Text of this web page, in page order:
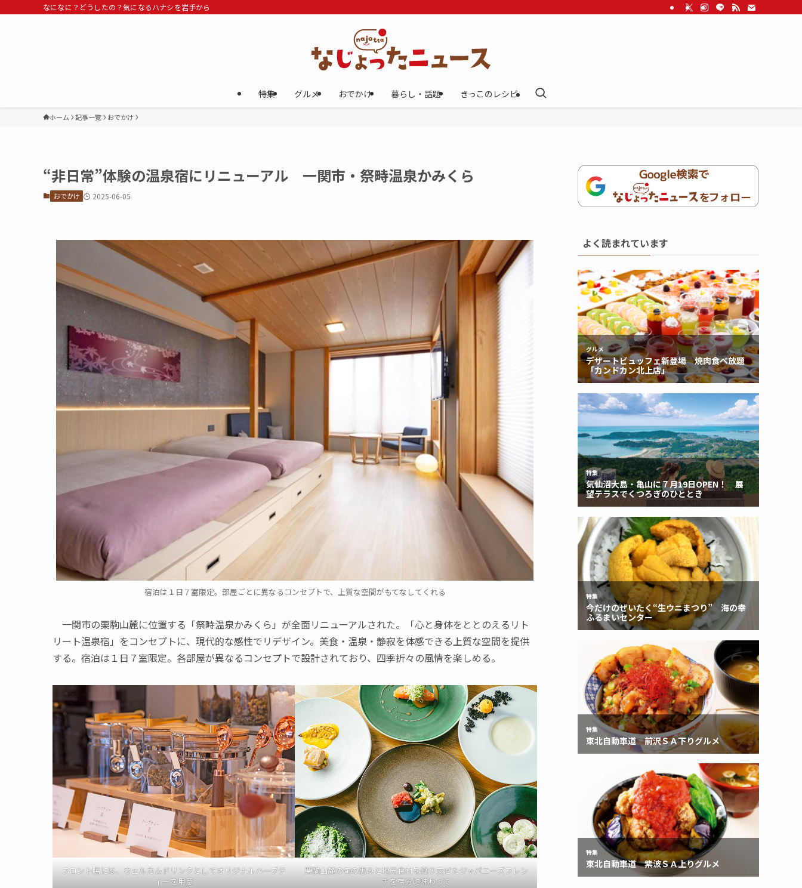
なになに？どうしたの？気になるハナシを岩手から
特集 グルメ おでかけ 暮らし・話題 きっこのレシピ
ホーム 記事一覧 おでかけ
“非日常”体験の温泉宿にリニューアル 一関市・祭畤温泉かみくら
おでかけ 2025-06-05
宿泊は１日７室限定。部屋ごとに異なるコンセプトで、上質な空間がもてなしてくれる
一関市の栗駒山麓に位置する「祭畤温泉かみくら」が全面リニューアルされた。「心と身体をととのえるリト
リート温泉宿」をコンセプトに、現代的な感性でリデザイン。美食・温泉・静寂を体感できる上質な空間を提供
する。宿泊は１日７室限定。各部屋が異なるコンセプトで設計されており、四季折々の風情を楽しめる。
フロント脇には、ウェルカムドリンクとしてオリジナルハーブテ
ィーを用意
栗駒山麓の旬の恵みと地元食材を織り交ぜたジャパニーズフレン
チを存分に味わって
よく読まれています